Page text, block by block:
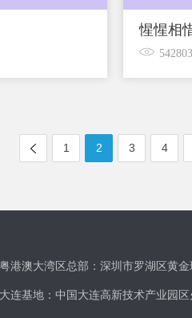
惺惺相
542803
1 2 3 4
粤港澳大湾区总部：深圳市罗湖区黄
大连基地：中国大连高新技术产业园